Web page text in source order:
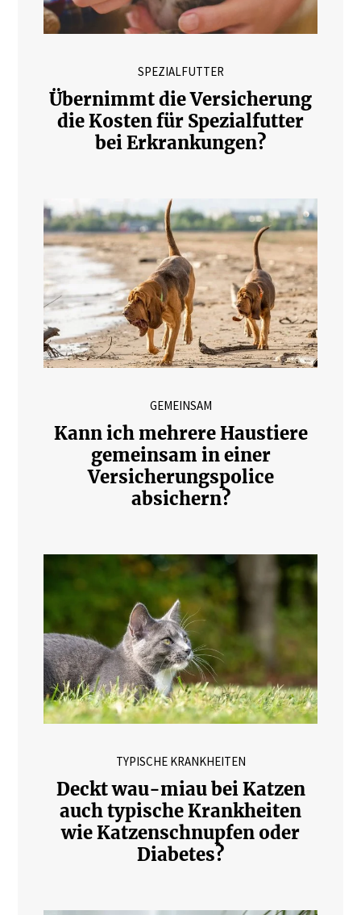
SPEZIALFUTTER
Übernimmt die Versicherung
die Kosten für Spezialfutter
bei Erkrankungen?
GEMEINSAM
Kann ich mehrere Haustiere
gemeinsam in einer
Versicherungspolice
absichern?
TYPISCHE KRANKHEITEN
Deckt wau-miau bei Katzen
auch typische Krankheiten
wie Katzenschnupfen oder
Diabetes?